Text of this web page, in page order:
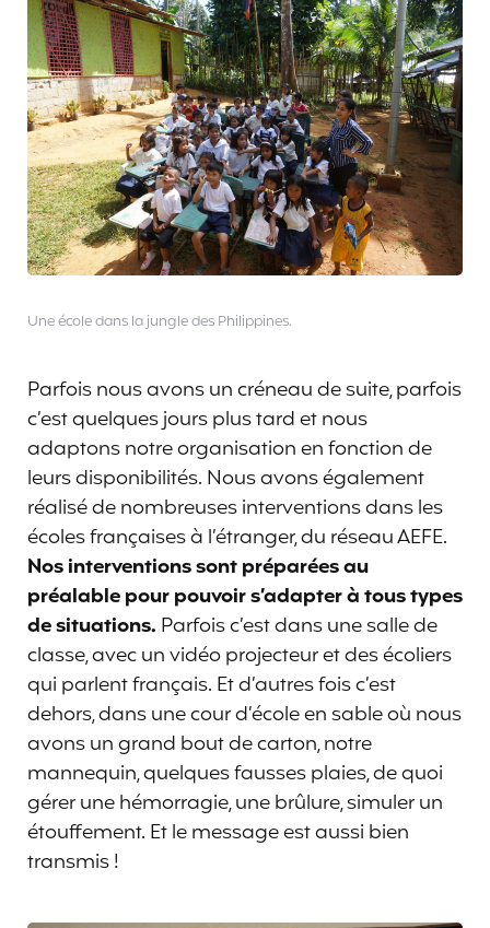
Une école dans la jungle des Philippines.
Parfois nous avons un créneau de suite, parfois
c’est quelques jours plus tard et nous
adaptons notre organisation en fonction de
leurs disponibilités. Nous avons également
réalisé de nombreuses interventions dans les
écoles françaises à l’étranger, du réseau AEFE.
Nos interventions sont préparées au
préalable pour pouvoir s’adapter à tous types
de situations. Parfois c’est dans une salle de
classe, avec un vidéo projecteur et des écoliers
qui parlent français. Et d’autres fois c’est
dehors, dans une cour d’école en sable où nous
avons un grand bout de carton, notre
mannequin, quelques fausses plaies, de quoi
gérer une hémorragie, une brûlure, simuler un
étouffement. Et le message est aussi bien
transmis !